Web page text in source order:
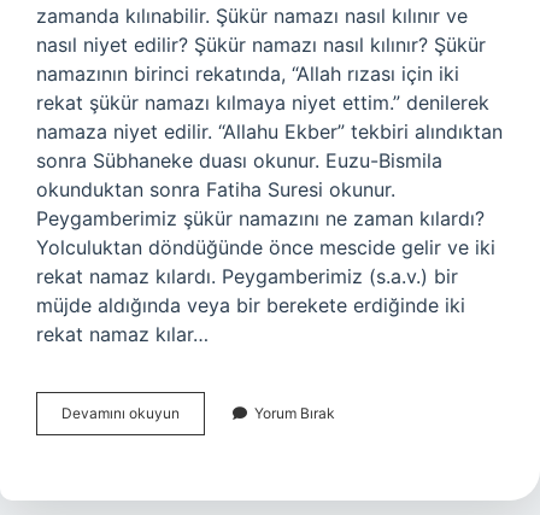
zamanda kılınabilir. Şükür namazı nasıl kılınır ve
nasıl niyet edilir? Şükür namazı nasıl kılınır? Şükür
namazının birinci rekatında, “Allah rızası için iki
rekat şükür namazı kılmaya niyet ettim.” denilerek
namaza niyet edilir. “Allahu Ekber” tekbiri alındıktan
sonra Sübhaneke duası okunur. Euzu-Bismila
okunduktan sonra Fatiha Suresi okunur.
Peygamberimiz şükür namazını ne zaman kılardı?
Yolculuktan döndüğünde önce mescide gelir ve iki
rekat namaz kılardı. Peygamberimiz (s.a.v.) bir
müjde aldığında veya bir berekete erdiğinde iki
rekat namaz kılar…
Devamını okuyun
Namazı
Kılınır
Yorum Bırak